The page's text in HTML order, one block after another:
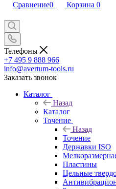
Сравнение0 Корзина 0
Телефоны
+7 495 9 888 966
info@avertum-tools.ru
Заказать звонок
Каталог
Назад
Каталог
Точение
Назад
Точение
Державки ISO
Пластины
Цельные